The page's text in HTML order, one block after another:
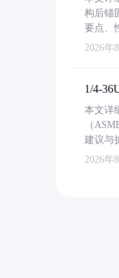
构后锚
要点、
2026年
1/4-
本文详
（
建议与
2026年